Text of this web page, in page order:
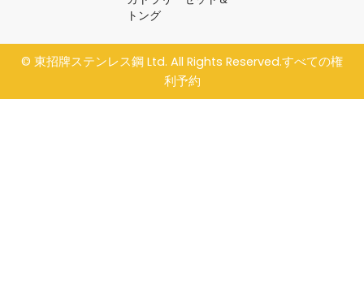
トング
ク
e
© 東招牌ステンレス鋼 Ltd. All Rights Reserved.すべての権
利予約